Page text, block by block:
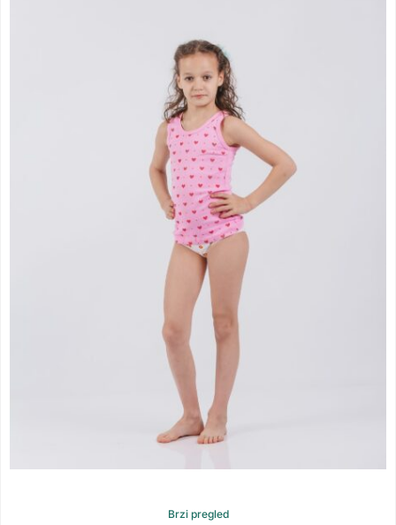
Brzi pregled
до
378.00 рсд